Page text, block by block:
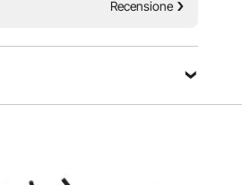
leggero e pieghevole, con un
Recensione